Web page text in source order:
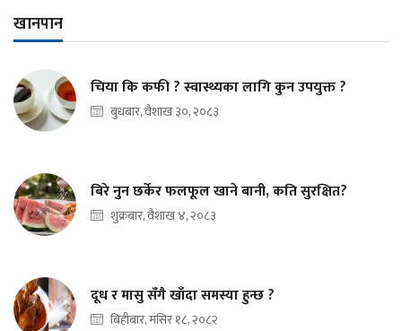
खानपान
चिया कि कफी ? स्वास्थ्यका लागि कुन उपयुक्त ?
बुधबार, वैशाख ३०, २०८३
बिरे नुन छर्केर फलफूल खाने बानी, कति सुरक्षित?
शुक्रबार, वैशाख ४, २०८३
दूध र मासु सँगै खाँदा समस्या हुन्छ ?
बिहीबार, मंसिर १८, २०८२